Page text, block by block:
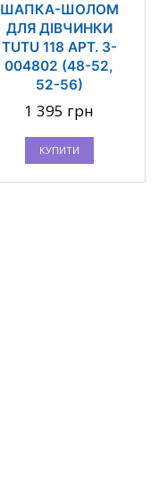
ШАПКА-ШОЛОМ
ДЛЯ ДІВЧИНКИ
TUTU 118 АРТ. 3-
004802 (48-52,
52-56)
1 395 грн
КУПИТИ